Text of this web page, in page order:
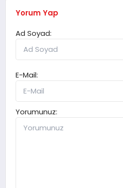
Yorum Yap
Ad Soyad:
E-Mail:
Yorumunuz: